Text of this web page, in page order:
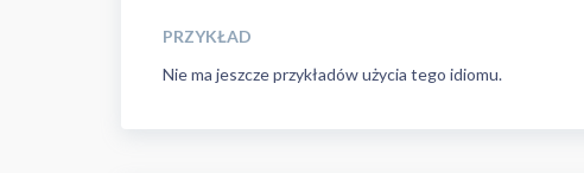
PRZYKŁAD
Nie ma jeszcze przykładów użycia tego idiomu.